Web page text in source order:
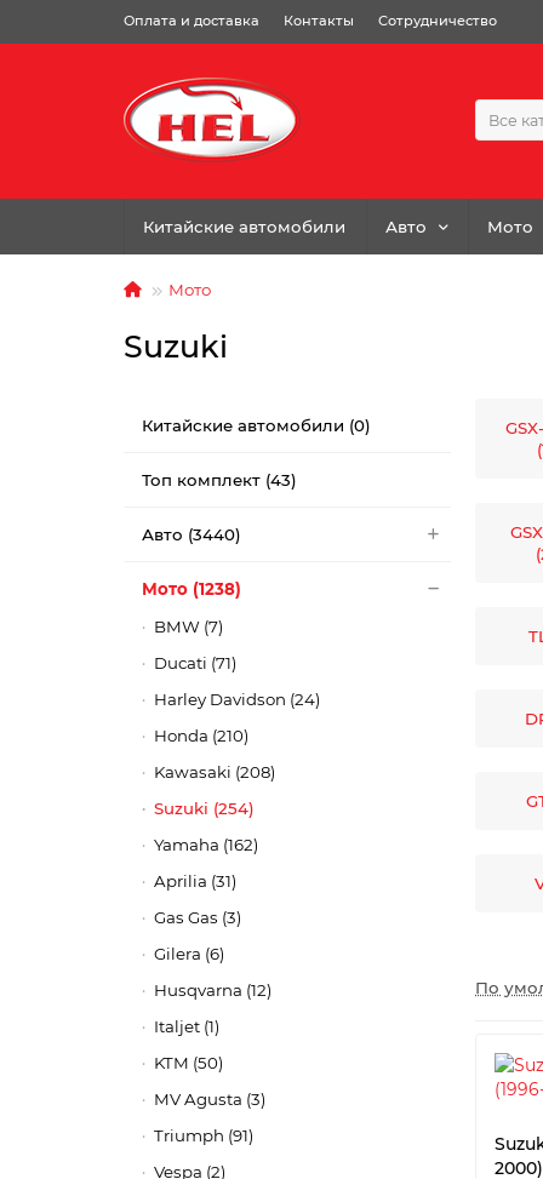
Оплата и доставка Контакты Сотрудничество
Все
Китайские автомобили Авто Мото
Мото
Suzuki
Китайские автомобили (0)
Топ комплект (43)
Авто (3440)
Мото (1238)
BMW (7)
Ducati (71)
Harley Davidson (24)
Honda (210)
Kawasaki (208)
Suzuki (254)
Yamaha (162)
Aprilia (31)
Gas Gas (3)
Gilera (6)
Husqvarna (12)
Italjet (1)
KTM (50)
MV Agusta (3)
Triumph (91)
Vespa (2)
По
2000)